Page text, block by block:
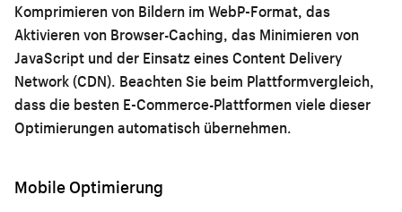
Komprimieren von Bildern im WebP-Format, das
Aktivieren von Browser-Caching, das Minimieren von
JavaScript und der Einsatz eines Content Delivery
Network (CDN). Beachten Sie beim Plattformvergleich,
dassdie besten E-Commerce-Plattformenviele dieser
Optimierungen automatisch übernehmen.
Mobile Optimierung